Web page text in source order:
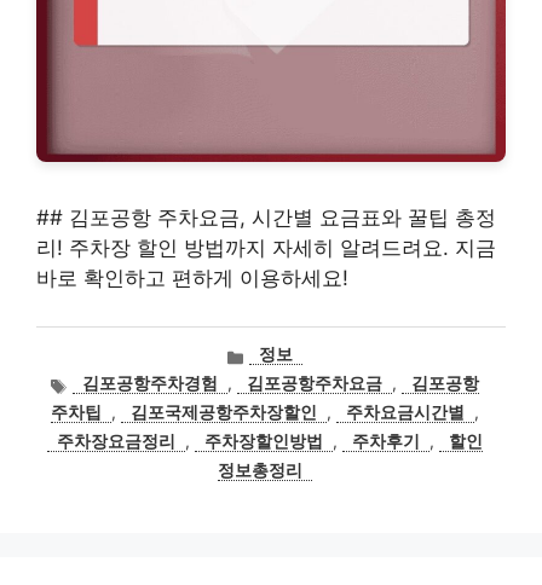
## 김포공항 주차요금, 시간별 요금표와 꿀팁 총정
리! 주차장 할인 방법까지 자세히 알려드려요. 지금
바로 확인하고 편하게 이용하세요!
카
테
고
리
정보
태
그
김포공항주차경험 , 김포공항주차요금 ,
김포공항
주차팁
, 김포국제공항주차장할인 , 주차요금시간별
,
주차장요금정리
, 주차장할인방법 , 주차후기 ,
할인
정보총정리